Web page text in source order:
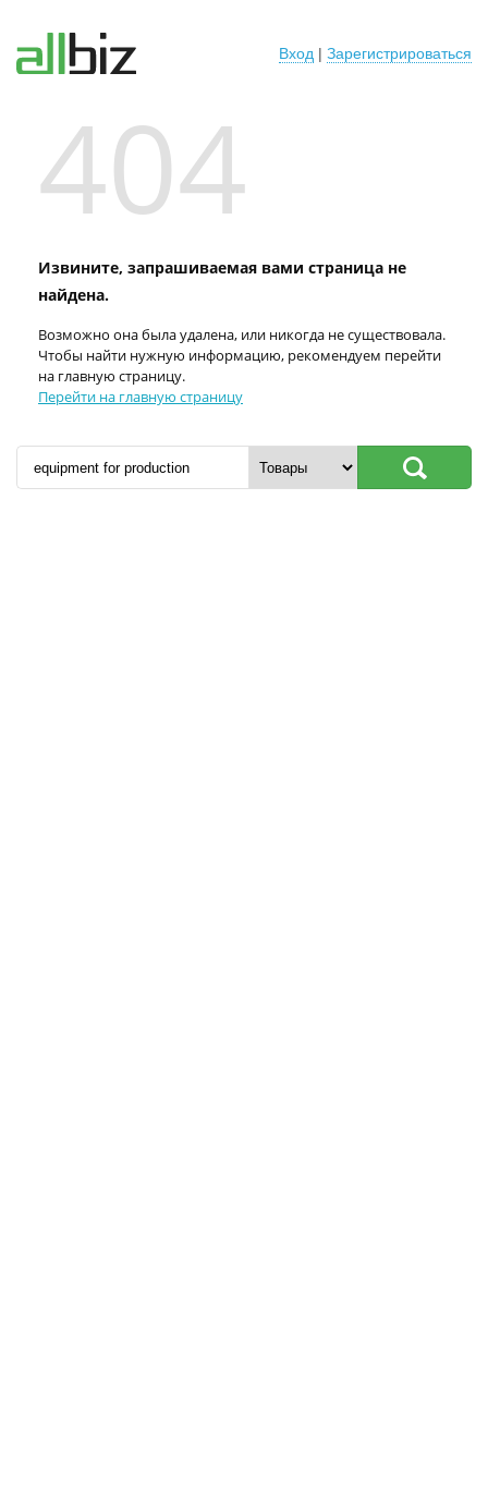
Вход | Зарегистрироваться
404
Извините, запрашиваемая вами страница не
найдена.
Возможно она была удалена, или никогда не существовала.
Чтобы найти нужную информацию, рекомендуем перейти
на главную страницу.
Перейти на главную страницу